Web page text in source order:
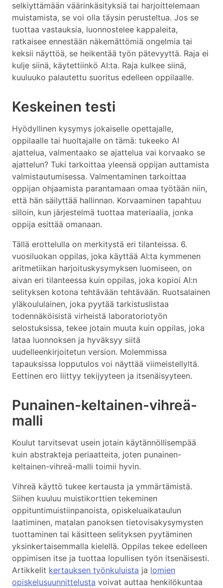
selkiyttämään väärinkäsityksiä tai harjoittelemaan
muistamista, se voi olla täysin perusteltua. Jos se
tuottaa vastauksia, luonnostelee kappaleita,
ratkaisee ennestään näkemättömiä ongelmia tai
keksii näyttöä, se heikentää työn pätevyyttä. Raja ei
kulje siinä, käytettiinkö AI:ta. Raja kulkee siinä,
kuuluuko palautettu suoritus edelleen oppilaalle.
Keskeinen testi
Hyödyllinen kysymys jokaiselle opettajalle,
oppilaalle tai huoltajalle on tämä: tukeeko AI
ajattelua, valmentaako se ajattelua vai korvaako se
ajattelun? Tuki tarkoittaa yleensä oppijan auttamista
valmistautumisessa. Valmentaminen tarkoittaa
oppijan ohjaamista parantamaan omaa työtään niin,
että hän säilyttää hallinnan. Korvaaminen tapahtuu
silloin, kun järjestelmä tuottaa materiaalia, jonka
oppija esittää omanaan.
Tällä erottelulla on merkitystä eri tilanteissa. 6.
vuosiluokan oppilas, joka käyttää AI:ta kymmenen
aritmetiikan harjoituskysymyksen luomiseen, on
aivan eri tilanteessa kuin oppilas, joka kopioi AI:n
selityksen kotona tehtävään tehtävään. Ruotsalainen
yläkoululainen, joka pyytää tarkistuslistaa
todennäköisistä virheistä laboratoriotyön
selostuksissa, tekee jotain muuta kuin oppilas, joka
lataa luonnoksen ja hyväksyy siitä
uudelleenkirjoitetun version. Molemmissa
tapauksissa lopputulos voi näyttää viimeistellyltä.
Eettinen ero liittyy tekijyyteen ja itsenäisyyteen.
Punainen-keltainen-vihreä-
malli
Koulut tarvitsevat usein jotain käytännöllisempää
kuin abstrakteja periaatteita, joten punainen-
keltainen-vihreä-malli toimii hyvin.
Vihreä käyttö tukee kertausta ja ymmärtämistä.
Siihen kuuluu muistikorttien tekeminen
oppituntimuistiinpanoista, opiskeluaikataulun
laatiminen, matalan panoksen tietovisakysymysten
tuottaminen tai käsitteen selityksen pyytäminen
yksinkertaisemmalla kielellä. Oppilas tekee edelleen
oppimisen itse ja tuottaa lopullisen työn itsenäisesti.
Artikkelit kertauksen työnkuluista ja lomien
opiskelusuunnittelusta voivat auttaa henkilökuntaa